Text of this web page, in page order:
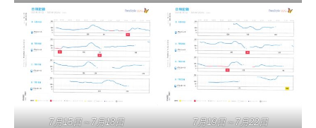
7月15日～7月18日 7月19日～7月22日